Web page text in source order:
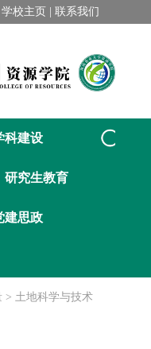
学校主页 | 联系我们
科建设
研究生教育
建思政
> 土地科学与技术